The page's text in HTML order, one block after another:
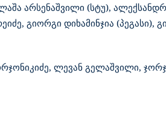
არსენაშვილი (სტუ),
, გიორგი დიხამინჯია (პეგასი),
, ლევან გელაშვილი,